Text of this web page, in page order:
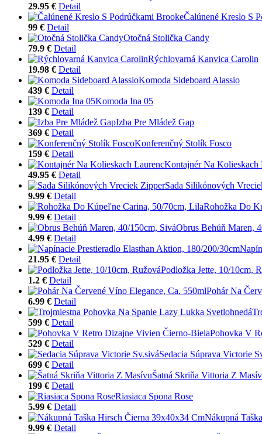
29.95 € Detail
Čalúnené Kreslo S
99 € Detail
Otočná Stolička Candy
79.9 € Detail
Rýchlovarná Kanvica Carolin
19.98 € Detail
Komoda Sideboard Alassio
439 € Detail
Komoda Ina 05
139 € Detail
Izba Pre Mládež Gap
369 € Detail
Konferenčný Stolík Fosco
159 € Detail
Kontajnér Na Kolieskach
49.95 € Detail
Sada Silikónových
9.99 € Detail
Rohožka Do
9.99 € Detail
Obrus Behúň Maren,
4.99 € Detail
21.95 € Detail
Podložka Jette, 10/10cm,
1.2 € Detail
Pohár Na
6.99 € Detail
599 € Detail
Pohovka V
529 € Detail
Sedacia Súprava Victorie
699 € Detail
Šatná Skriňa Vittoria Z
199 € Detail
Riasiaca Spona Rose
5.99 € Detail
Nákupná
9.99 € Detail